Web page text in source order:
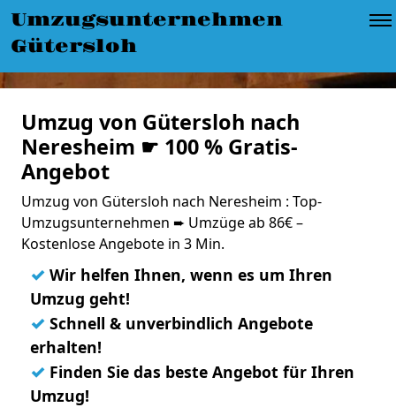
Umzugsunternehmen
Gütersloh
Umzug von Gütersloh nach
Neresheim ☛ 100 % Gratis-
Angebot
Umzug von Gütersloh nach Neresheim : Top-
Umzugsunternehmen ➨ Umzüge ab 86€ –
Kostenlose Angebote in 3 Min.
✓ Wir helfen Ihnen, wenn es um Ihren
Umzug geht!
✓ Schnell & unverbindlich Angebote
erhalten!
✓ Finden Sie das beste Angebot für Ihren
Umzug!